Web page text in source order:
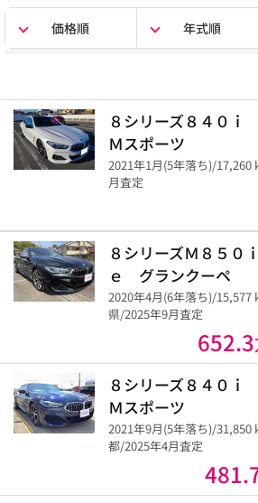
価格順 年式順
８シリーズ８４０
Ｍスポーツ
2021年1月(5年落ち)/
月査定
８シリーズＭ８５
ｅ グランクーペ
2020年4月(6年落ち)/
県/2025年9月査定
652.3
８シリーズ８４０
Ｍスポーツ
2021年9月(5年落ち)/
都/2025年4月査定